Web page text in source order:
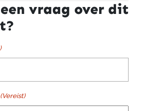
vraag over dit
(Vereist)